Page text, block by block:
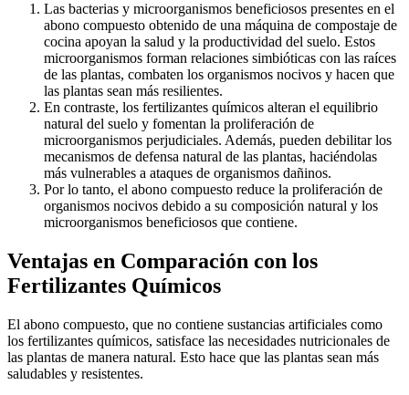
Las bacterias y microorganismos beneficiosos presentes en el
abono compuesto obtenido de una máquina de compostaje de
cocina apoyan la salud y la productividad del suelo. Estos
microorganismos forman relaciones simbióticas con las raíces
de las plantas, combaten los organismos nocivos y hacen que
las plantas sean más resilientes.
En contraste, los fertilizantes químicos alteran el equilibrio
natural del suelo y fomentan la proliferación de
microorganismos perjudiciales. Además, pueden debilitar los
mecanismos de defensa natural de las plantas, haciéndolas
más vulnerables a ataques de organismos dañinos.
Por lo tanto, el abono compuesto reduce la proliferación de
organismos nocivos debido a su composición natural y los
microorganismos beneficiosos que contiene.
Ventajas en Comparación con los
Fertilizantes Químicos
El abono compuesto, que no contiene sustancias artificiales como
los fertilizantes químicos, satisface las necesidades nutricionales de
las plantas de manera natural. Esto hace que las plantas sean más
saludables y resistentes.